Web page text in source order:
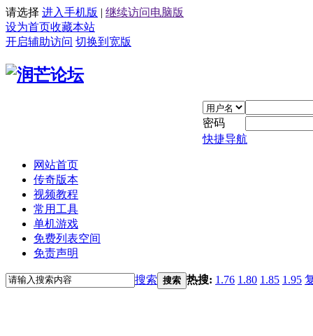
请选择 进入手机版 | 继续访问电脑版
设为首页收藏本站
开启辅助访问 切换到宽版
密码
快捷导航
网站首页
传奇版本
视频教程
常用工具
单机游戏
免费列表空间
免责声明
搜索 搜索 热搜: 1.76 1.80 1.85 1.95